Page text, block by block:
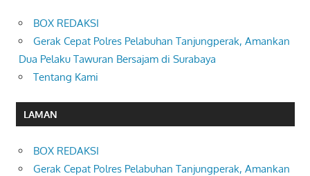
BOX REDAKSI
Gerak Cepat Polres Pelabuhan Tanjungperak, Amankan
Dua Pelaku Tawuran Bersajam di Surabaya
Tentang Kami
LAMAN
BOX REDAKSI
Gerak Cepat Polres Pelabuhan Tanjungperak, Amankan